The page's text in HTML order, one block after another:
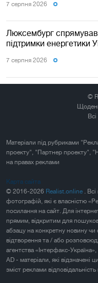
7 серпня 2026
Люксембург
підтримки енергетики
7 серпня 2026
©
Матеріали під рубриками
проекту", "Партнер проекту",
на правах реклами
Карта сайта
© 2016-2026 Realist.online .
фотографій, які є власністю
посилання на сайт. Для
прямим, відкритим для
абзацу на конкретну новину чи
відтворення та / або
агентства «Інтерфакс-
AD - матеріали, які
зміст реклами